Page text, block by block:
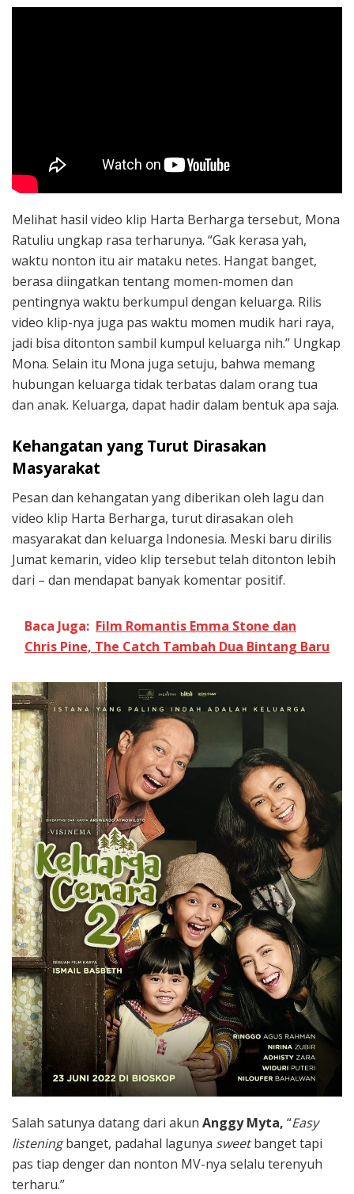
Melihat hasil video klip Harta Berharga tersebut, Mona
Ratuliu ungkap rasa terharunya. “Gak kerasa yah,
waktu nonton itu air mataku netes. Hangat banget,
berasa diingatkan tentang momen-momen dan
pentingnya waktu berkumpul dengan keluarga. Rilis
video klip-nya juga pas waktu momen mudik hari raya,
jadi bisa ditonton sambil kumpul keluarga nih.” Ungkap
Mona. Selain itu Mona juga setuju, bahwa memang
hubungan keluarga tidak terbatas dalam orang tua
dan anak. Keluarga, dapat hadir dalam bentuk apa saja.
Kehangatan yang Turut Dirasakan
Masyarakat
Pesan dan kehangatan yang diberikan oleh lagu dan
video klip Harta Berharga, turut dirasakan oleh
masyarakat dan keluarga Indonesia. Meski baru dirilis
Jumat kemarin, video klip tersebut telah ditonton lebih
dari – dan mendapat banyak komentar positif.
Baca Juga: Film Romantis Emma Stone dan
Chris Pine, The Catch Tambah Dua Bintang Baru
Salah satunya datang dari akun Anggy Myta, “Easy
listeningbanget, padahal lagunya sweetbanget tapi
pas tiap denger dan nonton MV-nya selalu terenyuh
terharu.”